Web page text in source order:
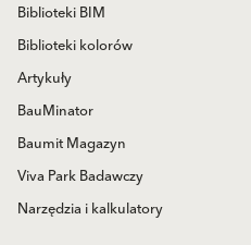
Biblioteki BIM
Biblioteki kolorów
Artykuły
BauMinator
Baumit Magazyn
Viva Park Badawczy
Narzędzia i kalkulatory